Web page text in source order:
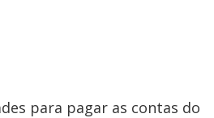
para pagar as contas do